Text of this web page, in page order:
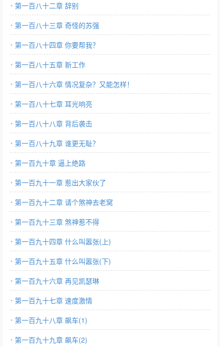
第一百八十二章 辞别
第一百八十三章 奇怪的苏强
第一百八十四章 你要帮我？
第一百八十五章 新工作
第一百八十六章 情况复杂？又能怎样！
第一百八十七章 耳光响亮
第一百八十八章 背后袭击
第一百八十九章 谁更无耻？
第一百九十章 逼上绝路
第一百九十一章 惹出大家伙了
第一百九十二章 请个煞神去老窝
第一百九十三章 煞神惹不得
第一百九十四章 什么叫嚣张(上)
第一百九十五章 什么叫嚣张(下)
第一百九十六章 再见凯瑟琳
第一百九十七章 速度激情
第一百九十八章 飙车(1)
第一百九十九章 飙车(2)